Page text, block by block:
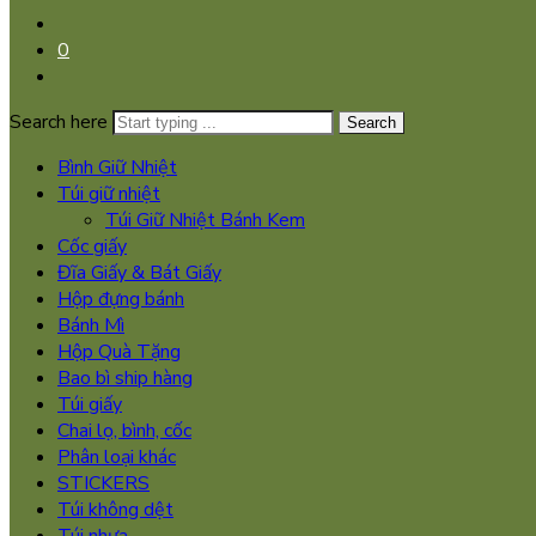
0
Search here Search
Bình Giữ Nhiệt
Túi giữ nhiệt
Túi Giữ Nhiệt Bánh Kem
Cốc giấy
Đĩa Giấy & Bát Giấy
Hộp đựng bánh
Bánh Mì
Hộp Quà Tặng
Bao bì ship hàng
Túi giấy
Chai lọ, bình, cốc
Phân loại khác
STICKERS
Túi không dệt